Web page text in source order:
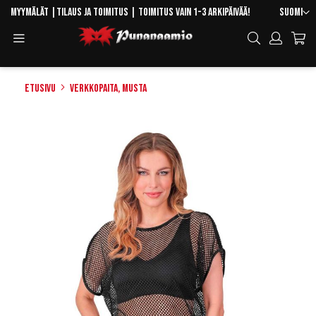
Skip
Content
Kieli
Suomi
Myymälät Tilaus ja toimitus | Toimitus vain 1-3 arkipäivää!
Hae
Etusivu Verkkopaita, musta